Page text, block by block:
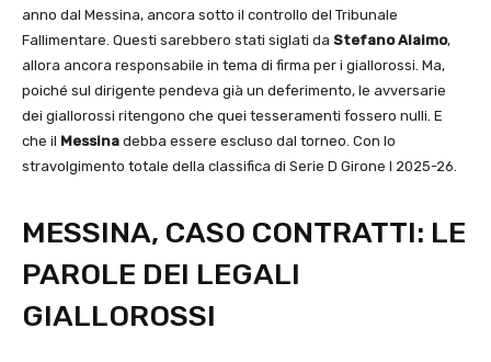
anno dal Messina, ancora sotto il controllo del Tribunale
Fallimentare. Questi sarebbero stati siglati da Stefano Alaimo,
allora ancora responsabile in tema di firma per i giallorossi. Ma,
poiché sul dirigente pendeva già un deferimento, le avversarie
dei giallorossi ritengono che quei tesseramenti fossero nulli. E
che il Messina debba essere escluso dal torneo. Con lo
stravolgimento totale della classifica di Serie D Girone I 2025-26.
MESSINA, CASO CONTRATTI: LE
PAROLE DEI LEGALI
GIALLOROSSI